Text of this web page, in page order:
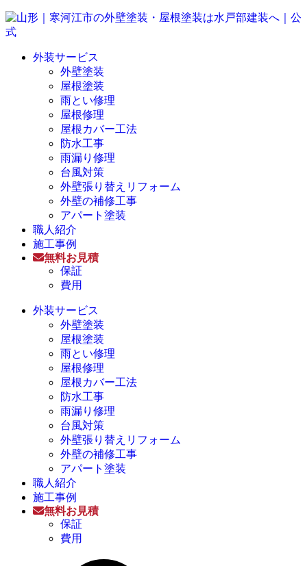
外装サービス
外壁塗装
屋根塗装
雨とい修理
屋根修理
屋根カバー工法
防水工事
雨漏り修理
台風対策
外壁張り替えリフォーム
外壁の補修工事
アパート塗装
職人紹介
施工事例
無料お見積
保証
費用
外装サービス
外壁塗装
屋根塗装
雨とい修理
屋根修理
屋根カバー工法
防水工事
雨漏り修理
台風対策
外壁張り替えリフォーム
外壁の補修工事
アパート塗装
職人紹介
施工事例
無料お見積
保証
費用